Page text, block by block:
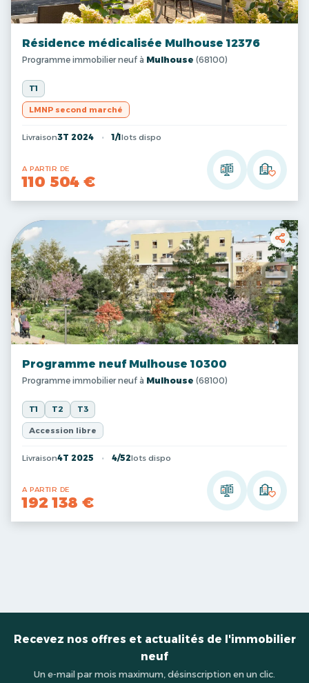
Résidence médicalisée Mulhouse 12376
Programme immobilier neuf à Mulhouse (68100)
T1
LMNP second marché
Livraison3T 2024 1/1 lots dispo
A PARTIR DE
110 504 €
Programme neuf Mulhouse 10300
Programme immobilier neuf à Mulhouse (68100)
T1 T2 T3
Accession libre
Livraison4T 2025 4/52lots dispo
A PARTIR DE
192 138 €
Recevez nos offres et actualités de l'immobilier
neuf
Un e-mail par mois maximum, désinscription en un clic.